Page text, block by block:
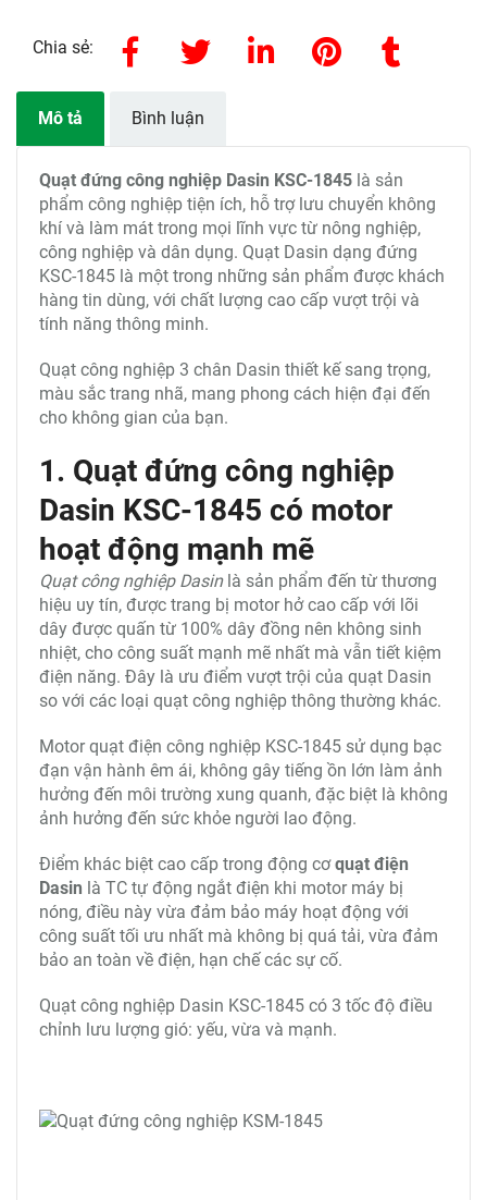
Chia sẻ:
Mô tả Bình luận
Quạt đứng công nghiệp Dasin KSC-1845 là sản
phẩm công nghiệp tiện ích, hỗ trợ lưu chuyển không
khí và làm mát trong mọi lĩnh vực từ nông nghiệp,
công nghiệp và dân dụng. Quạt Dasin dạng đứng
KSC-1845 là một trong những sản phẩm được khách
hàng tin dùng, với chất lượng cao cấp vượt trội và
tính năng thông minh.
Quạt công nghiệp 3 chân Dasin thiết kế sang trọng,
màu sắc trang nhã, mang phong cách hiện đại đến
cho không gian của bạn.
1. Quạt đứng công nghiệp
Dasin KSC-1845 có motor
hoạt động mạnh mẽ
Quạt công nghiệp Dasinlà sản phẩm đến từ thương
hiệu uy tín, được trang bị motor hở cao cấp với lõi
dây được quấn từ 100% dây đồng nên không sinh
nhiệt, cho công suất mạnh mẽ nhất mà vẫn tiết kiệm
điện năng. Đây là ưu điểm vượt trội của quạt Dasin
so với các loại quạt công nghiệp thông thường khác.
Motor quạt điện công nghiệp KSC-1845 sử dụng bạc
đạn vận hành êm ái, không gây tiếng ồn lớn làm ảnh
hưởng đến môi trường xung quanh, đặc biệt là không
ảnh hưởng đến sức khỏe người lao động.
Điểm khác biệt cao cấp trong động cơquạt điện
Dasin là TC tự động ngắt điện khi motor máy bị
nóng, điều này vừa đảm bảo máy hoạt động với
công suất tối ưu nhất mà không bị quá tải, vừa đảm
bảo an toàn về điện, hạn chế các sự cố.
Quạt công nghiệp Dasin KSC-1845 có 3 tốc độ điều
chỉnh lưu lượng gió: yếu, vừa và mạnh.